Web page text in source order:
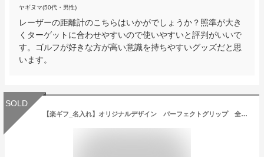
ヤギヌマ(50代・男性)
レーザーの距離計のこちらはいかがでしょうか？照準が大き
くターゲットに合わせやすいので使いやすいと評判がいいで
す。ゴルフが好きな方が高い意識を持ちやすいグッズだと思
います。
SOLD
【楽ギフ_名入れ】オリジナルデザイン パーフェクトグリップ 全天候型 ゴルフグローブ20枚